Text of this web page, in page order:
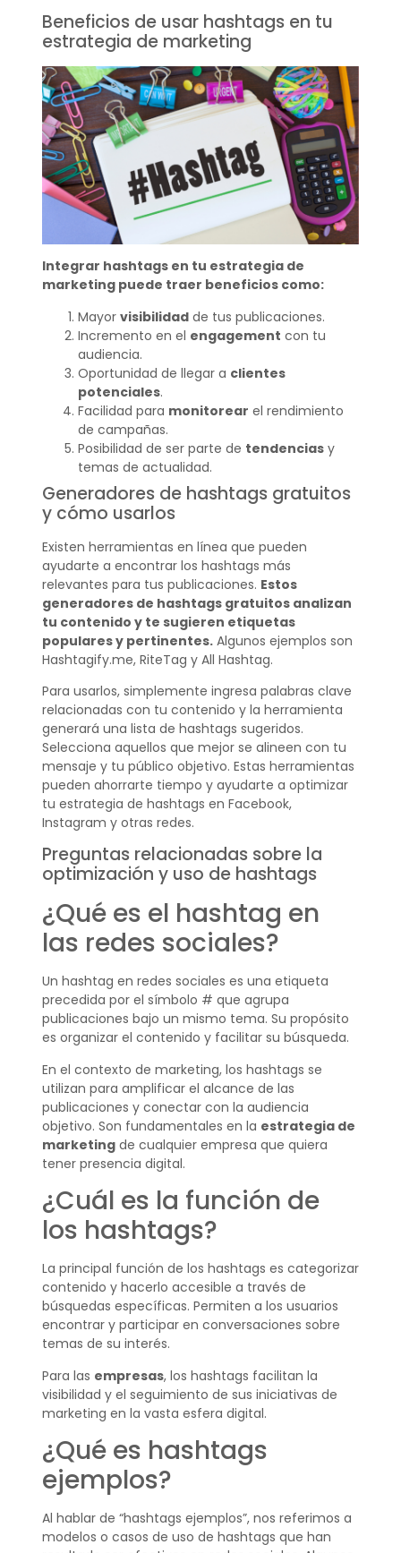
Beneficios de usar hashtags en tu
estrategia de marketing
Integrar hashtags en tu estrategia de
marketing puede traer beneficios como:
Mayor visibilidadde tus publicaciones.
Incremento en el engagement con tu
audiencia.
Oportunidad de llegar a clientes
potenciales.
Facilidad para monitorear el rendimiento
de campañas.
Posibilidad de ser parte de tendenciasy
temas de actualidad.
Generadores de hashtags gratuitos
y cómo usarlos
Existen herramientas en línea que pueden
ayudarte a encontrar los hashtags más
relevantes para tus publicaciones. Estos
generadores de hashtags gratuitos analizan
tu contenido y te sugieren etiquetas
populares y pertinentes.Algunos ejemplos son
Hashtagify.me, RiteTag y All Hashtag.
Para usarlos, simplemente ingresa palabras clave
relacionadas con tu contenido y la herramienta
generará una lista de hashtags sugeridos.
Selecciona aquellos que mejor se alineen con tu
mensaje y tu público objetivo. Estas herramientas
pueden ahorrarte tiempo y ayudarte a optimizar
tu estrategia de hashtags en Facebook,
Instagram y otras redes.
Preguntas relacionadas sobre la
optimización y uso de hashtags
¿Qué es el hashtag en
las redes sociales?
Un hashtag en redes sociales es una etiqueta
precedida por el símbolo # que agrupa
publicaciones bajo un mismo tema. Su propósito
es organizar el contenido y facilitar su búsqueda.
En el contexto de marketing, los hashtags se
utilizan para amplificar el alcance de las
publicaciones y conectar con la audiencia
objetivo. Son fundamentales en la estrategia de
marketingde cualquier empresa que quiera
tener presencia digital.
¿Cuál es la función de
los hashtags?
La principal función de los hashtags es categorizar
contenido y hacerlo accesible a través de
búsquedas específicas. Permiten a los usuarios
encontrar y participar en conversaciones sobre
temas de su interés.
Para las empresas, los hashtags facilitan la
visibilidad y el seguimiento de sus iniciativas de
marketing en la vasta esfera digital.
¿Qué es hashtags
ejemplos?
Al hablar de “hashtags ejemplos”, nos referimos a
modelos o casos de uso de hashtags que han